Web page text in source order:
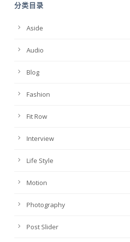
分类目录
Aside
Audio
Blog
Fashion
Fit Row
Interview
Life Style
Motion
Photography
Post Slider